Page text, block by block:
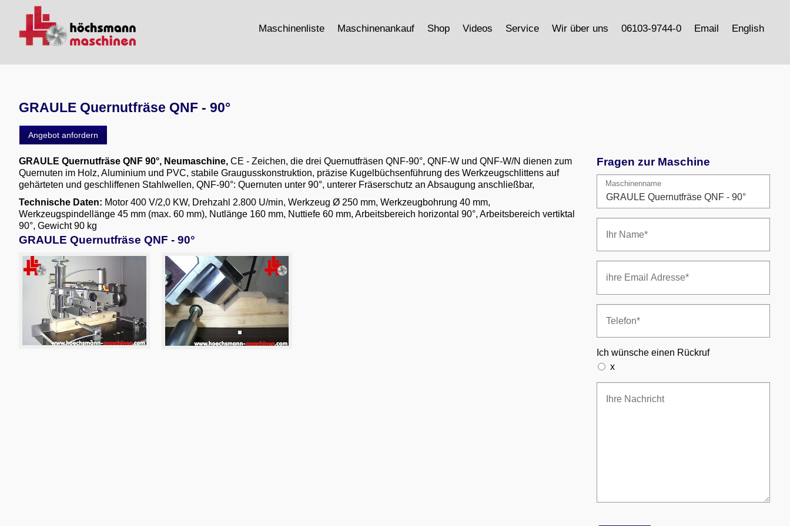
Maschinenliste Maschinenankauf Shop Videos Service Wir über uns 06103-9744-0 Email English
GRAULE Quernutfräse QNF - 90°
Angebot anfordern
GRAULE Quernutfräse QNF 90°, Neumaschine, CE - Zeichen, die drei Quernutfräsen QNF-90°, QNF-W und QNF-W/N dienen zum
Quernuten im Holz, Aluminium und PVC, stabile Graugusskonstruktion, präzise Kugelbüchsenführung des Werkzeugschlittens auf
gehärteten und geschliffenen Stahlwellen, QNF-90°: Quernuten unter 90°, unterer Fräserschutz an Absaugung anschließbar,
Technische Daten: Motor 400 V/2,0 KW, Drehzahl 2.800 U/min, Werkzeug Ø 250 mm, Werkzeugbohrung 40 mm,
Werkzeugspindellänge 45 mm (max. 60 mm), Nutlänge 160 mm, Nuttiefe 60 mm, Arbeitsbereich horizontal 90°, Arbeitsbereich vertiktal
90°, Gewicht 90 kg
GRAULE Quernutfräse QNF - 90°
Fragen zur Maschine
Maschinenname
Ich wünsche einen Rückruf
x